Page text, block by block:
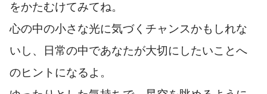
をかたむけてみてね。
心の中の小さな光に気づくチャンスかもしれな
いし、日常の中であなたが大切にしたいことへ
のヒントになるよ。